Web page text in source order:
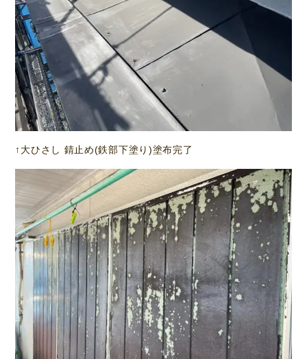
↑大ひさし 錆止め(鉄部下塗り)塗布完了